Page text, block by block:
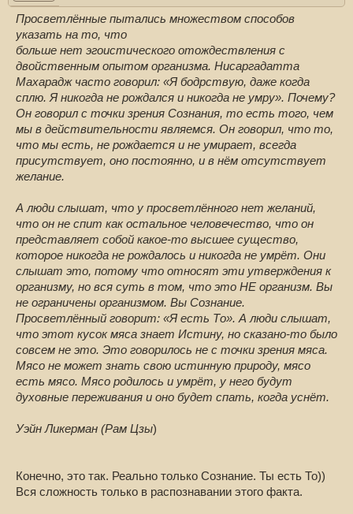
Просветлённые пытались множеством способов
указать на то, что
больше нет эгоистического отождествления с
двойственным опытом организма. Нисаргадатта
Махарадж часто говорил: «Я бодрствую, даже когда
сплю. Я никогда не рождался и никогда не умру». Почему?
Он говорил с точки зрения Сознания, то есть того, чем
мы в действительности являемся. Он говорил, что то,
что мы есть, не рождается и не умирает, всегда
присутствует, оно постоянно, и в нём отсутствует
желание.
А люди слышат, что у просветлённого нет желаний,
что он не спит как остальное человечество, что он
представляет собой какое-то высшее существо,
которое никогда не рождалось и никогда не умрёт. Они
слышат это, потому что относят эти утверждения к
организму, но вся суть в том, что это НЕ организм. Вы
не ограничены организмом. Вы Сознание.
Просветлённый говорит: «Я есть То». А люди слышат,
что этот кусок мяса знает Истину, но сказано-то было
совсем не это. Это говорилось не с точки зрения мяса.
Мясо не может знать свою истинную природу, мясо
есть мясо. Мясо родилось и умрёт, у него будут
духовные переживания и оно будет спать, когда уснёт.
Уэйн Ликерман (Рам Цзы)
Конечно, это так. Реально только Сознание. Ты есть То))
Вся сложность только в распознавании этого факта.